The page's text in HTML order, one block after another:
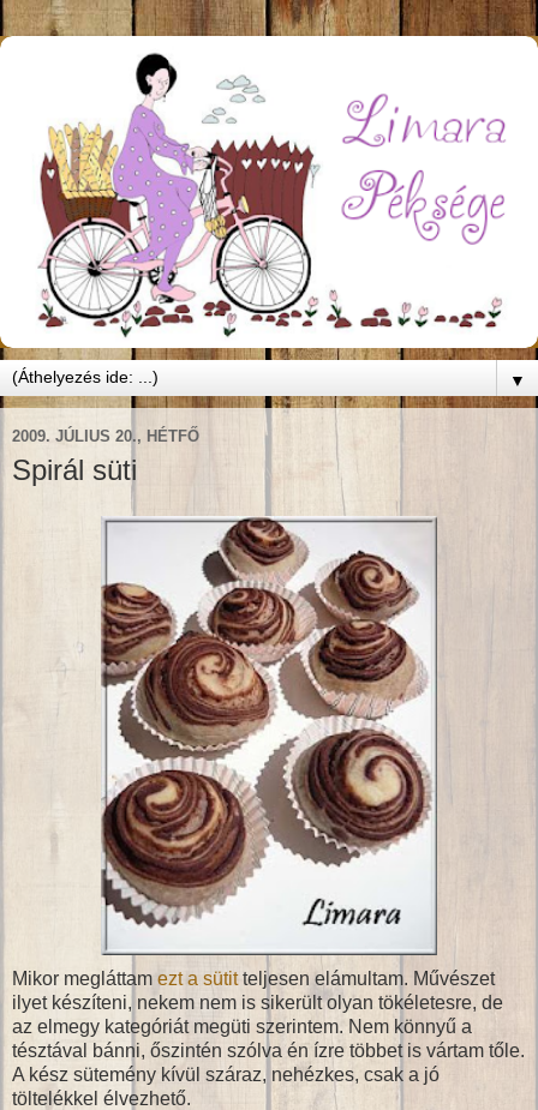
▼
2009. JÚLIUS 20., HÉTFŐ
Spirál süti
Mikor megláttam ezt a sütitteljesen elámultam. Művészet
ilyet készíteni, nekem nem is sikerült olyan tökéletesre, de
az elmegy kategóriát megüti szerintem. Nem könnyű a
tésztával bánni, őszintén szólva én ízre többet is vártam tőle.
A kész sütemény kívül száraz, nehézkes, csak a jó
töltelékkel élvezhető.